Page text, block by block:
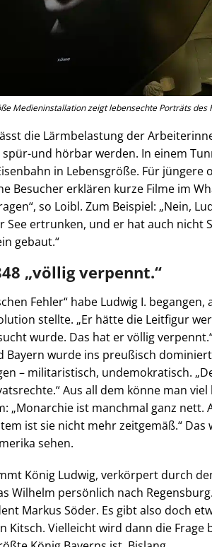
Medieninstallation zeigt lebensechte Porträts des
die Lärmbelastung der
und hörbar werden. In einem
in Lebensgröße. Für jüngere
Besucher erklären kurze Filme im
so Loibl. Zum Beispiel: „Nein,
See ertrunken, und er hat auch nicht
gebaut.“
„völlig verpennt.“
Fehler“ habe Ludwig I. begangen,
stellte. „Er hätte die Leitfigur
wurde. Das hat er völlig
Bayern wurde ins preußisch
– militaristisch, undemokratisch.
Aus all dem könne man
„Monarchie ist manchmal ganz nett.
ist sie nicht mehr zeitgemäß.“ Das
sehen.
König Ludwig, verkörpert durch
Wilhelm persönlich nach
Markus Söder. Es gibt also doch
Kitsch. Vielleicht wird dann die Frage